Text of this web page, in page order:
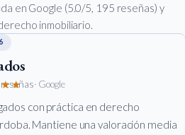
en Google (5.0/5, 195 reseñas) y
inmobiliario.
· Google
con práctica en derecho
Mantiene una valoración media